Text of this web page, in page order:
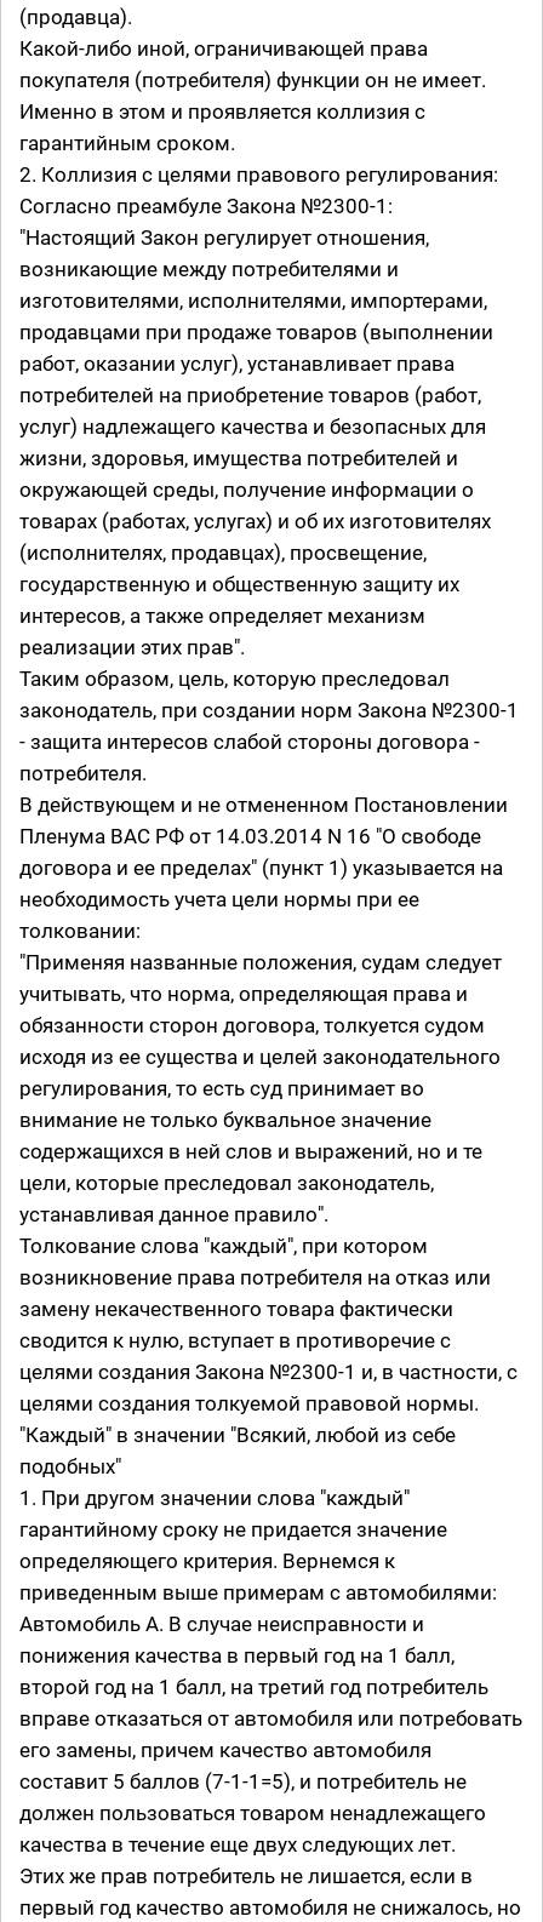
(продавца).
Какой-либо иной, ограничивающей права
покупателя (потребителя) функции он не имеет.
Именно в этом и проявляется коллизия с
гарантийным сроком.
2. Коллизия с целями правового регулирования:
Согласно преамбуле Закона №2300-1:
"Настоящий Закон регулирует отношения,
возникающие между потребителями и
изготовителями, исполнителями, импортерами,
продавцами при продаже товаров (выполнении
работ, оказании услуг), устанавливает права
потребителей на приобретение товаров (работ,
услуг) надлежащего качества и безопасных для
жизни, здоровья, имущества потребителей и
окружающей среды, получение информации о
товарах (работах, услугах) и об их изготовителях
(исполнителях, продавцах), просвещение,
государственную и общественную защиту их
интересов, а также определяет механизм
реализации этих прав".
Таким образом, цель, которую преследовал
законодатель, при создании норм Закона №2300-1
- защита интересов слабой стороны договора -
потребителя.
В действующем и не отмененном Постановлении
Пленума ВАС РФ от 14.03.2014 N 16 "О свободе
договора и ее пределах" (пункт 1) указывается на
необходимость учета цели нормы при ее
толковании:
"Применяя названные положения, судам следует
учитывать, что норма, определяющая права и
обязанности сторон договора, толкуется судом
исходя из ее существа и целей законодательного
регулирования, то есть суд принимает во
внимание не только буквальное значение
содержащихся в ней слов и выражений, но и те
цели, которые преследовал законодатель,
устанавливая данное правило".
Толкование слова "каждый", при котором
возникновение права потребителя на отказ или
замену некачественного товара фактически
сводится к нулю, вступает в противоречие с
целями создания Закона №2300-1 и, в частности, с
целями создания толкуемой правовой нормы.
"Каждый" в значении "Всякий, любой из себе
подобных"
1. При другом значении слова "каждый"
гарантийному сроку не придается значение
определяющего критерия. Вернемся к
приведенным выше примерам с автомобилями:
Автомобиль А. В случае неисправности и
понижения качества в первый год на 1 балл,
второй год на 1 балл, на третий год потребитель
вправе отказаться от автомобиля или потребовать
его замены, причем качество автомобиля
составит 5 баллов (7-1-1=5), и потребитель не
должен пользоваться товаром ненадлежащего
качества в течение еще двух следующих лет.
Этих же прав потребитель не лишается, если в
первый год качество автомобиля не снижалось, но